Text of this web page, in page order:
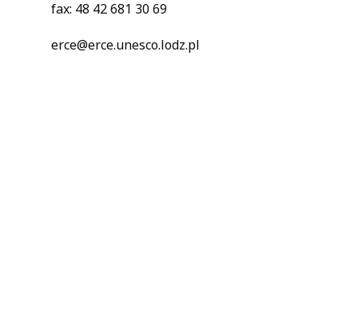
fax: 48 42 681 30 69
erce@erce.unesco.lodz.pl